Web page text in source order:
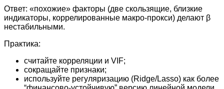
Ответ: «похожие» факторы (две скользящие, близкие
индикаторы, коррелированные макро-прокси) делают β
нестабильными.
Практика:
считайте корреляции и VIF;
сокращайте признаки;
используйте регуляризацию (Ridge/Lasso) как более